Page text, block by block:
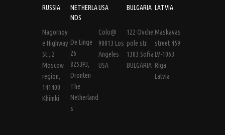
RUSSIA
Nagornoy
e Highway
St., 2
Moscow
region,
141400
Khimki
NETHERLA
NDS
De Linge
26
8253PJ,
Dronten
The
Netherland
s
USA
Colo@
90013 Los
Angeles
USA
BULGARIA
122 Ovche
pole str.
1303 Sofia
BULGARIA
LATVIA
Maskavas
street 459
LV-1063
Riga
Latvia